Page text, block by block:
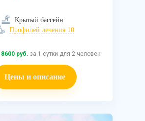
Крытый бассейн
Профилей лечения 10
8600 руб. за 1 сутки для 2 человек
Цены и описание